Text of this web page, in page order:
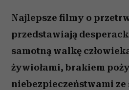
Najlepsze filmy o
przedstawiają
samotną walkę
żywiołami, brakiem
niebezpieczeństwami